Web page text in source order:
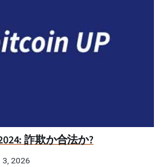
詐欺か合法か?
3, 2026